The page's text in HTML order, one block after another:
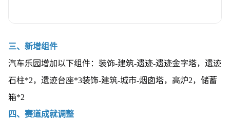
三、新增组件
汽车乐园增加以下组件：装饰-建筑-遗迹-遗迹金字塔，遗迹
石柱*2，遗迹台座*3装饰-建筑-城市-烟囱塔，高炉2，储蓄
箱*2
四、赛道成就调整